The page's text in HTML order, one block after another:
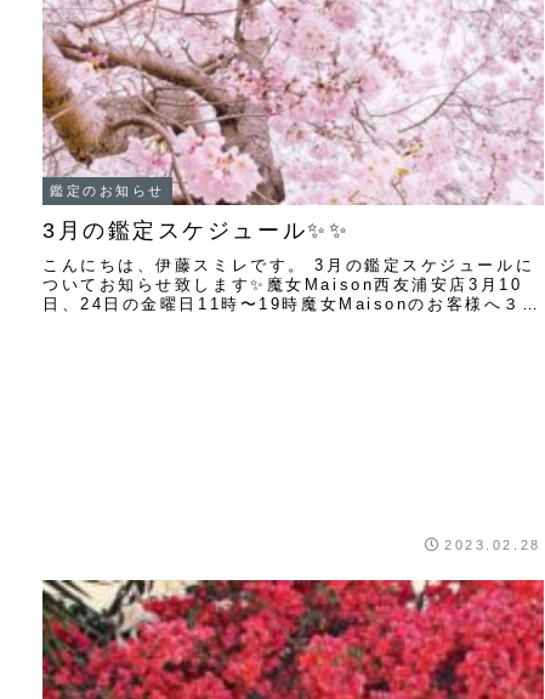
鑑定のお知らせ
3月の鑑定スケジュール✨✨
こんにちは、伊藤スミレです。 3月の鑑定スケジュールに
ついてお知らせ致します✨魔女Maison西友浦安店3月10
日、24日の金曜日11時〜19時魔女Maisonのお客様へ３月
2023.02.28